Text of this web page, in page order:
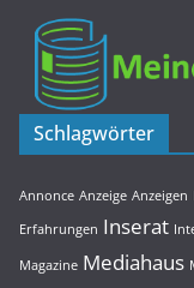
Schlagwörter
Annonce Anzeige Anzeigen
Erfahrungen Inserat
Magazine Mediahaus